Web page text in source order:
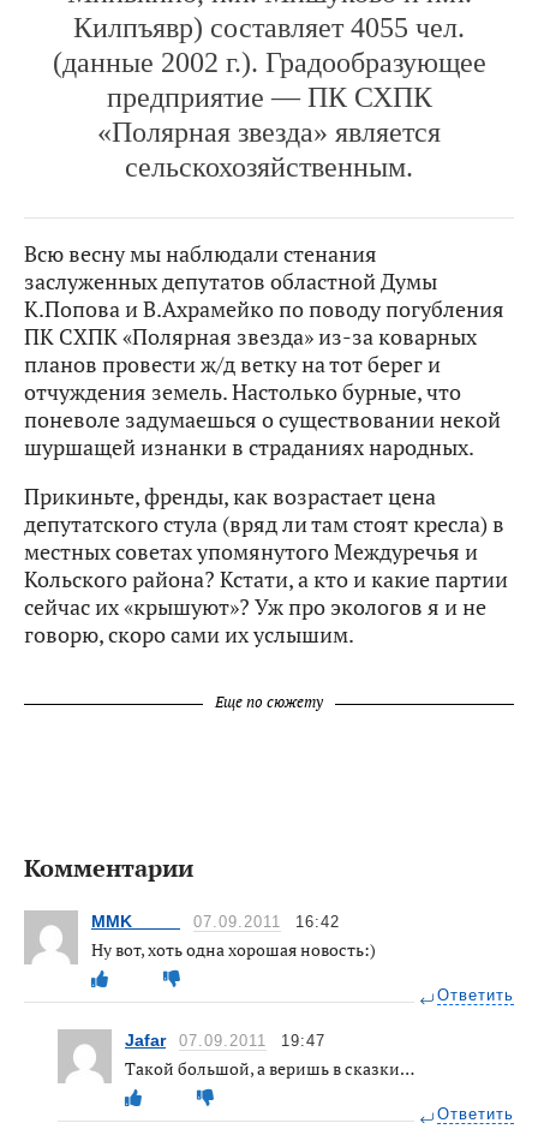
Килпъявр) составляет 4055 чел.
(данные 2002 г.). Градообразующее
предприятие — ПК СХПК
«Полярная звезда» является
сельскохозяйственным.
Всю весну мы наблюдали стенания
заслуженных депутатов областной Думы
К.Попова и В.Ахрамейко по поводу погубления
ПК СХПК «Полярная звезда» из-за коварных
планов провести ж/д ветку на тот берег и
отчуждения земель. Настолько бурные, что
поневоле задумаешься о существовании некой
шуршащей изнанки в страданиях народных.
Прикиньте, френды, как возрастает цена
депутатского стула (вряд ли там стоят кресла) в
местных советах упомянутого Междуречья и
Кольского района? Кстати, а кто и какие партии
сейчас их «крышуют»? Уж про экологов я и не
говорю, скоро сами их услышим.
Еще по сюжету
Комментарии
MMK_____ 07.09.2011 16:42
Ну вот, хоть одна хорошая новость:)
Ответить
Jafar 07.09.2011 19:47
Такой большой, а веришь в сказки…
Ответить